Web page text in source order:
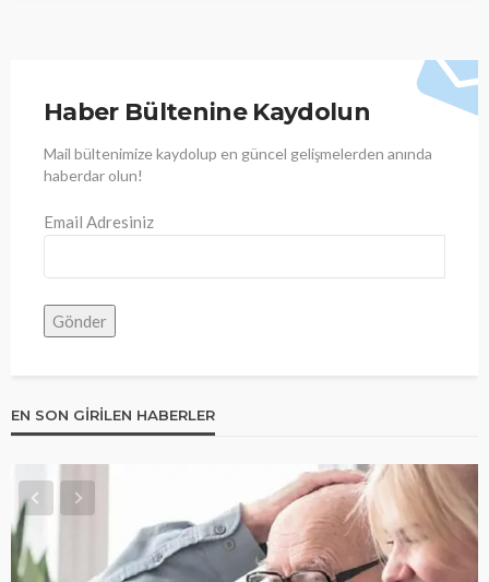
Haber Bültenine Kaydolun
Mail bültenimize kaydolup en güncel gelişmelerden anında
haberdar olun!
Email Adresiniz
EN SON GIRILEN HABERLER